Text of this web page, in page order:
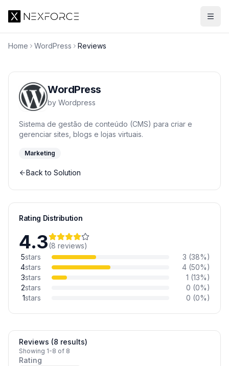
Home WordPress Reviews
WordPress
by Wordpress
Sistema de gestão de conteúdo (CMS) para criar e
gerenciar sites, blogs e lojas virtuais.
Marketing
Back to Solution
Rating Distribution
4.3(8 reviews)
5stars 3 (38%)
4stars 4 (50%)
3stars 1 (13%)
2stars 0 (0%)
1stars 0 (0%)
Reviews (8 results)
Showing 1-8 of 8
Rating